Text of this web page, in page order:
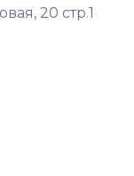
20 стр.1